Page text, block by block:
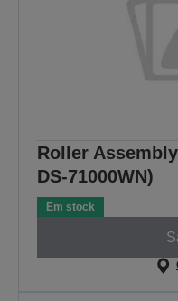
Roller
DS-71000WN)
Em stock